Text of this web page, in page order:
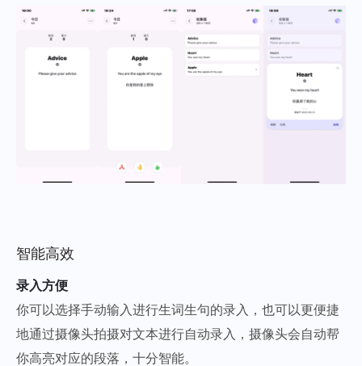
智能高效
录入方便
你可以选择手动输入进行生词生句的录入，也可以更便捷
地通过摄像头拍摄对文本进行自动录入，摄像头会自动帮
你高亮对应的段落，十分智能。